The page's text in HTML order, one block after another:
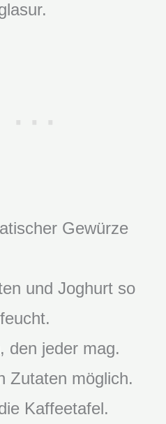
Gewürze
und Joghurt so
den jeder mag.
Zutaten möglich.
Kaffeetafel.